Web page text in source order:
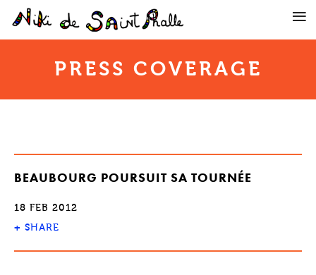
PRESS COVERAGE
BEAUBOURG POURSUIT SA TOURNÉE
18 FEB 2012
+ SHARE